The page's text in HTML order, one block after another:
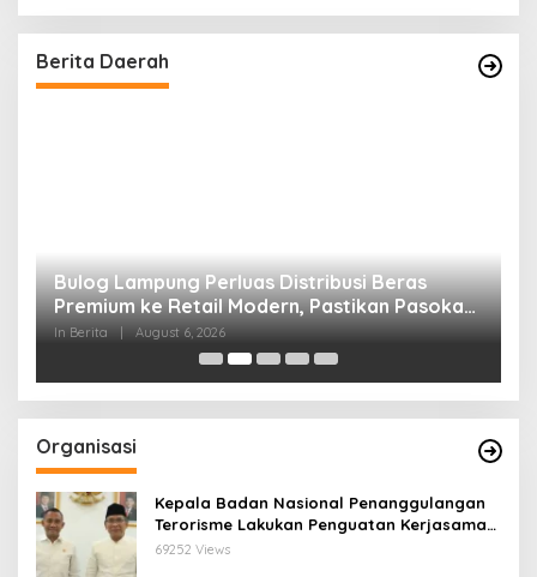
Berita Daerah
Bulog Lampung Perluas Distribusi Beras
Premium ke Retail Modern, Pastikan Pasokan
Aman
In Berita August 6, 2026
Organisasi
Kepala Badan Nasional Penanggulangan
Terorisme Lakukan Penguatan Kerjasama
Ketua Pengurus Besar Nahdlatul Ulama
69252 Views